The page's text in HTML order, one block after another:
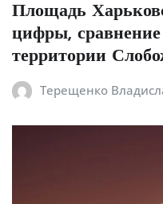
Площадь
цифры, сравнение
территории
Терещенко